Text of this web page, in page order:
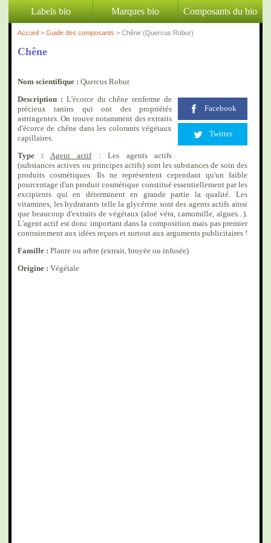
Labels bio Marques bio Composants du bio
Accueil > Guide des composants > Chêne (Quercus Robur)
Chêne
Nom scientifique : Quercus Robur
Facebook
Twitter
Description : L'écorce du chêne renferme de
précieux tanins qui ont des propriétés
astringentes. On trouve notamment des extraits
d'écorce de chêne dans les colorants végétaux
capillaires.
Type :
Agent actif: Les agents actifs
(substances actives ou principes actifs) sont les substances de soin des
produits cosmétiques. Ils ne représentent cependant qu'un faible
pourcentage d'un produit cosmétique constitué essentiellement par les
excipients qui en déterminent en grande partie la qualité. Les
vitamines, les hydratants telle la glycérine sont des agents actifs ainsi
que beaucoup d'extraits de végétaux (aloé véra, camomille, algues...).
L'agent actif est donc important dans la composition mais pas premier
contrairement aux idées reçues et surtout aux arguments publicitaires !
Famille : Plante ou arbre (extrait, broyée ou infusée)
Origine : Végétale